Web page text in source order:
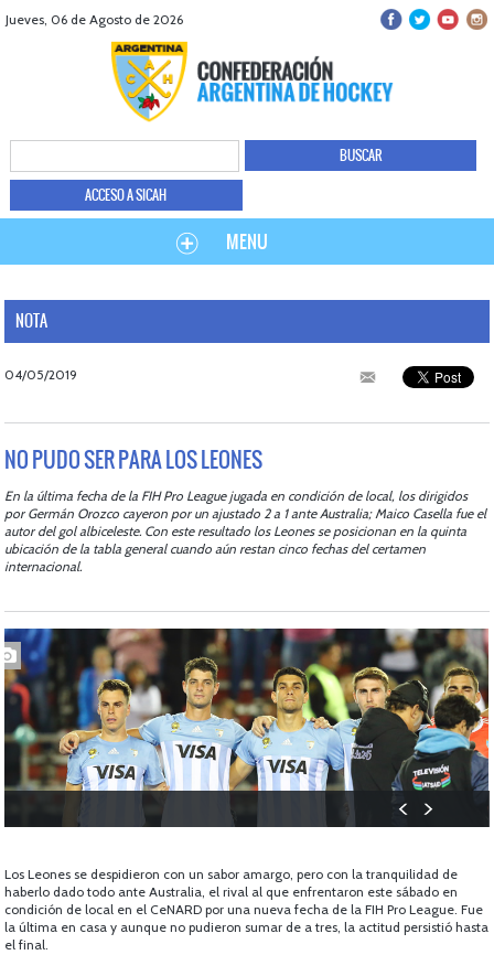
Jueves, 06 de Agosto de 2026
ACCESO A SICAH
MENU
NOTA
04/05/2019
NO PUDO SER PARA LOS LEONES
En la última fecha de la FIH Pro League jugada en condición de local, los dirigidos
por Germán Orozco cayeron por un ajustado 2 a 1 ante Australia; Maico Casella fue el
autor del gol albiceleste. Con este resultado los Leones se posicionan en la quinta
ubicación de la tabla general cuando aún restan cinco fechas del certamen
internacional.
Los Leones se despidieron con un sabor amargo, pero con la tranquilidad de
haberlo dado todo ante Australia, el rival al que enfrentaron este sábado en
condición de local en el CeNARD por una nueva fecha de la FIH Pro League. Fue
la última en casa y aunque no pudieron sumar de a tres, la actitud persistió hasta
el final.